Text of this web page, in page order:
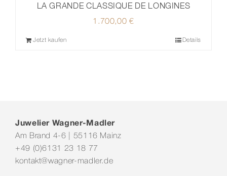
LA GRANDE CLASSIQUE DE LONGINES
1.700,00€
Jetzt kaufen Details
Juwelier Wagner-Madler
Am Brand 4-6 | 55116 Mainz
+49 (0)6131 23 18 77
kontakt@wagner-madler.de